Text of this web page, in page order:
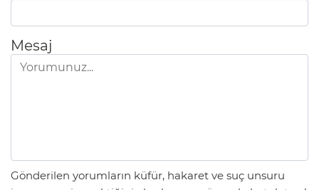
Mesaj
Gönderilen yorumların küfür, hakaret ve suç unsuru